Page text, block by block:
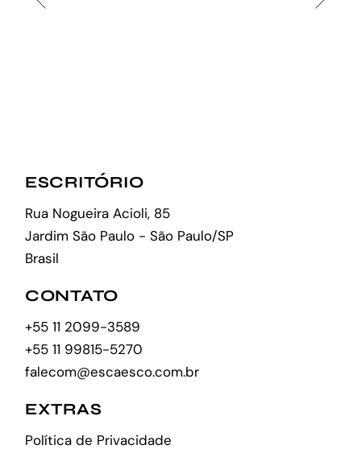
ESCRITÓRIO
Rua Nogueira Acioli, 85
Jardim São Paulo - São Paulo/SP
Brasil
CONTATO
+55 11 2099-3589
+55 11 99815-5270
falecom@escaesco.com.br
EXTRAS
Política de Privacidade